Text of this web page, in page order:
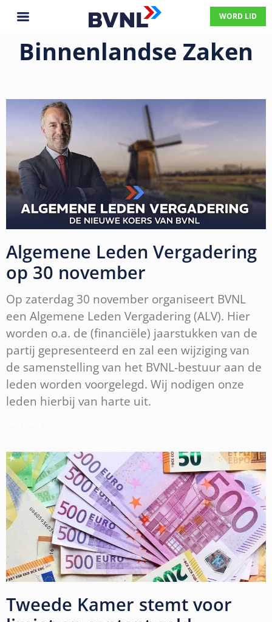
WORD LID
Binnenlandse Zaken
Algemene Leden Vergadering
op 30 november
Op zaterdag 30 november organiseert BVNL
een Algemene Leden Vergadering (ALV). Hier
worden o.a. de (financiële) jaarstukken van de
partij gepresenteerd en zal een wijziging van
de samenstelling van het BVNL-bestuur aan de
leden worden voorgelegd. Wij nodigen onze
leden hierbij van harte uit.
Tweede Kamer stemt voor